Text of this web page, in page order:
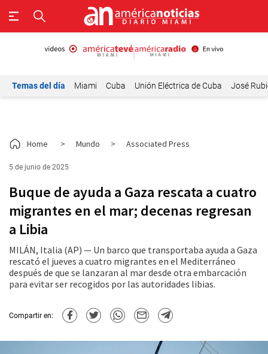
Temas del día Miami Cuba Unión Eléctrica de Cuba José
Home > Mundo > Associated Press
5 de junio de 2025
Buque de ayuda a Gaza rescata a cuatro
migrantes en el mar; decenas regresan
a Libia
MILÁN, Italia (AP) — Un barco que transportaba ayuda a Gaza
rescató el jueves a cuatro migrantes en el Mediterráneo
después de que se lanzaran al mar desde otra embarcación
para evitar ser recogidos por las autoridades libias.
Compartir en: